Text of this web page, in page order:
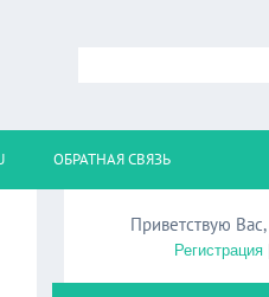
ОБРАТНАЯ СВЯЗЬ
Приветствую Вас,
Регистрация|